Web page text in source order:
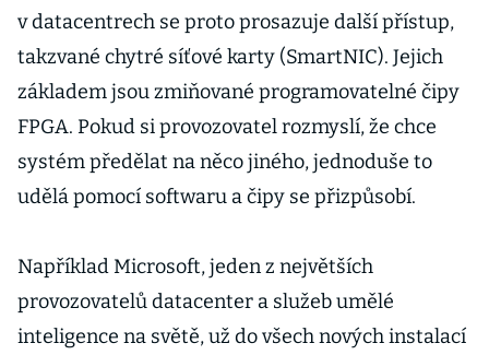
v datacentrech se proto prosazuje další přístup,
takzvané chytré síťové karty (SmartNIC). Jejich
základem jsou zmiňované programovatelné čipy
FPGA. Pokud si provozovatel rozmyslí, že chce
systém předělat na něco jiného, jednoduše to
udělá pomocí softwaru a čipy se přizpůsobí.
Například Microsoft, jeden z největších
provozovatelů datacenter a služeb umělé
inteligence na světě, už do všech nových instalací